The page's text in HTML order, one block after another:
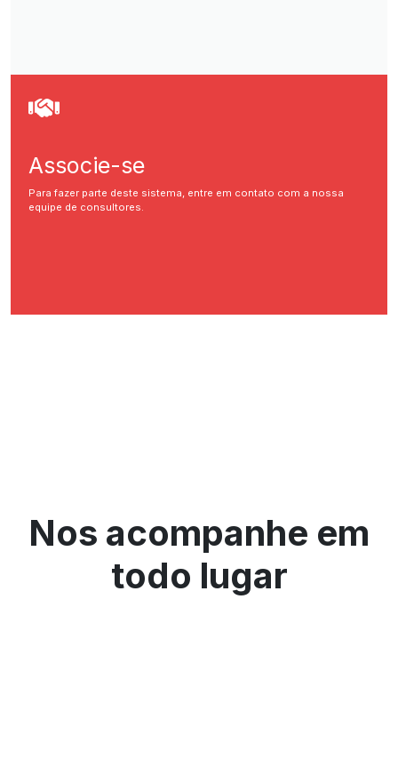
Associe-se
Para fazer parte deste sistema, entre em contato com a nossa
equipe de consultores.
Nos acompanhe em
todo lugar